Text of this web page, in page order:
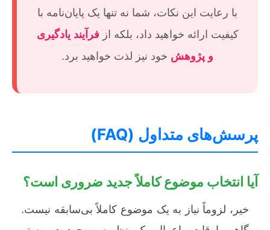
با رعایت این نکات، شما نه تنها یک پایان‌نامه با
کیفیت ارائه خواهید داد، بلکه از فرآیند یادگیری
و پژوهش خود نیز لذت خواهید برد.
پرسش‌های متداول (FAQ)
آیا انتخاب موضوع کاملاً جدید ضروری است؟
خیر، لزوماً نیاز به یک موضوع کاملاً بی‌سابقه نیست.